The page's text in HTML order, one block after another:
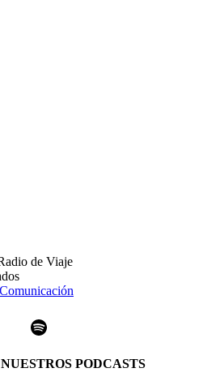
de Viaje
Spotify
PODCASTS